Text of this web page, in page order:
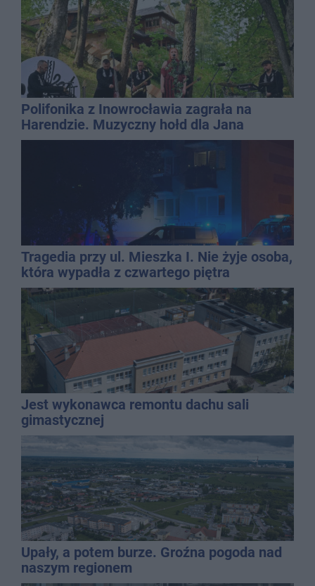
Polifonika z Inowrocławia zagrała na
Harendzie. Muzyczny hołd dla Jana
Kasprowicza
Tragedia przy ul. Mieszka I. Nie żyje osoba,
która wypadła z czwartego piętra
Jest wykonawca remontu dachu sali
gimastycznej
Upały, a potem burze. Groźna pogoda nad
naszym regionem